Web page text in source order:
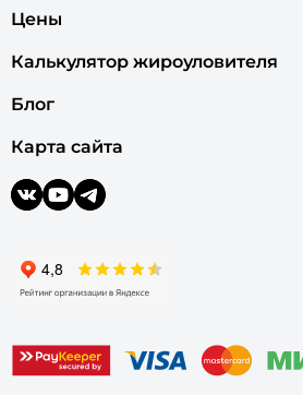
Цены
Калькулятор жироуловителя
Блог
Карта сайта